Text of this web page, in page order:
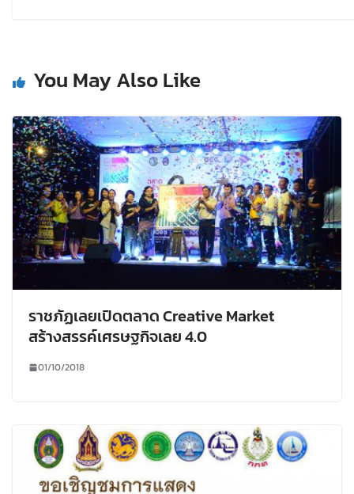
You May Also Like
ราชภัฏเลยเปิดตลาด Creative Market
สร้างสรรค์เศรษฐกิจเลย 4.0
01/10/2018